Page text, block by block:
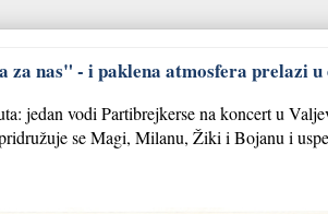
nas" - i paklena atmosfera prelazi
jedan vodi Partibrejkerse na koncert u
se Magi, Milanu, Žiki i Bojanu i